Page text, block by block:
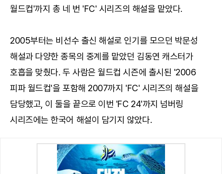
월드컵'까지 총 네 번 'FC' 시리즈의 해설을 맡았다.
2005부터는 비선수 출신 해설로 인기를 모으던 박문성
해설과 다양한 종목의 중계를 맡았던 김동연 캐스터가
호흡을 맞췄다. 두 사람은 월드컵 시즌에 출시된 '2006
피파 월드컵'을 포함해 2007까지 'FC' 시리즈의 해설을
담당했고, 이 둘을 끝으로 이번 'FC 24'까지 넘버링
시리즈에는 한국어 해설이 담기지 않았다.